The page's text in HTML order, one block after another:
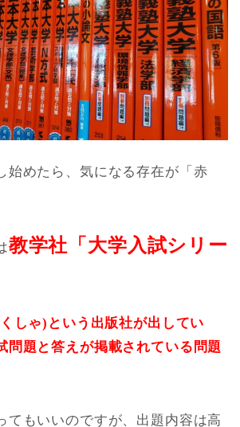
始めたら、気になる存在が「赤
教学社「大学入試シリー
しゃ)という出版社が出してい
問題と答えが掲載されている問題
てもいいのですが、出題内容は高